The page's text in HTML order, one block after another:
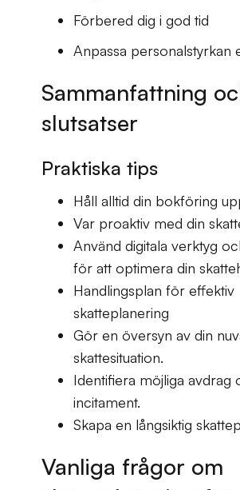
Förbered dig i god tid
Anpassa personalstyrkan
Sammanfattning
slutsatser
Praktiska tips
Håll alltid din bokföring
Var proaktiv med din
Använd digitala verktyg
för att optimera din
Handlingsplan för effektiv
skatteplanering
Gör en översyn av din
skattesituation.
Identifiera möjliga avdrag
incitament.
Skapa en långsiktig
​​Vanliga frågor om